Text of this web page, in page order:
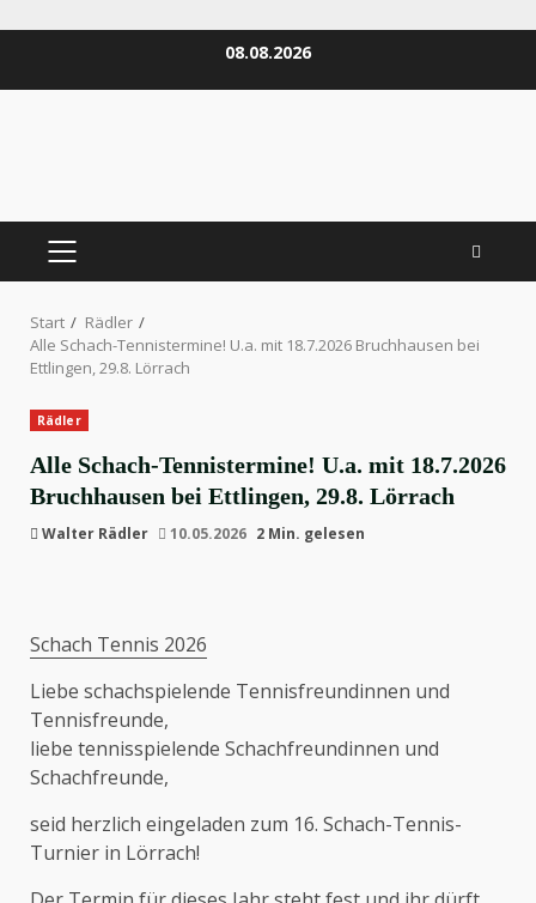
08.08.2026
PRIMÄRES
Start
Rädler
Alle Schach-Tennistermine! U.a. mit 18.7.2026 Bruchhausen bei
Ettlingen, 29.8. Lörrach
Rädler
Alle Schach-Tennistermine! U.a. mit 18.7.2026
Bruchhausen bei Ettlingen, 29.8. Lörrach
Walter Rädler 10.05.2026 2 Min. gelesen
Schach Tennis 2026
Liebe schachspielende Tennisfreundinnen und
Tennisfreunde,
liebe tennisspielende Schachfreundinnen und
Schachfreunde,
seid herzlich eingeladen zum 16. Schach-Tennis-
Turnier in Lörrach!